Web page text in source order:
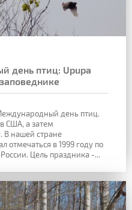
день птиц: Upupa
день птиц.
США, а затем
В нашей стране
в 1999 году по
Цель праздника -...